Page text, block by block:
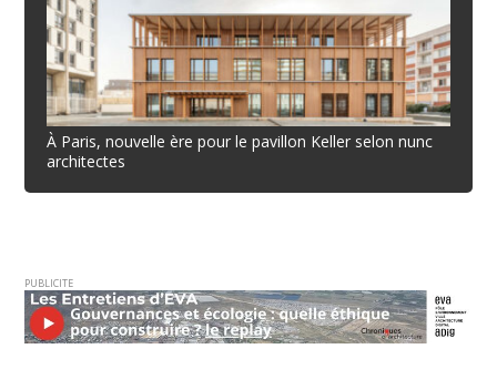
À Paris, nouvelle ère pour le pavillon Keller selon nunc
architectes
PUBLICITE